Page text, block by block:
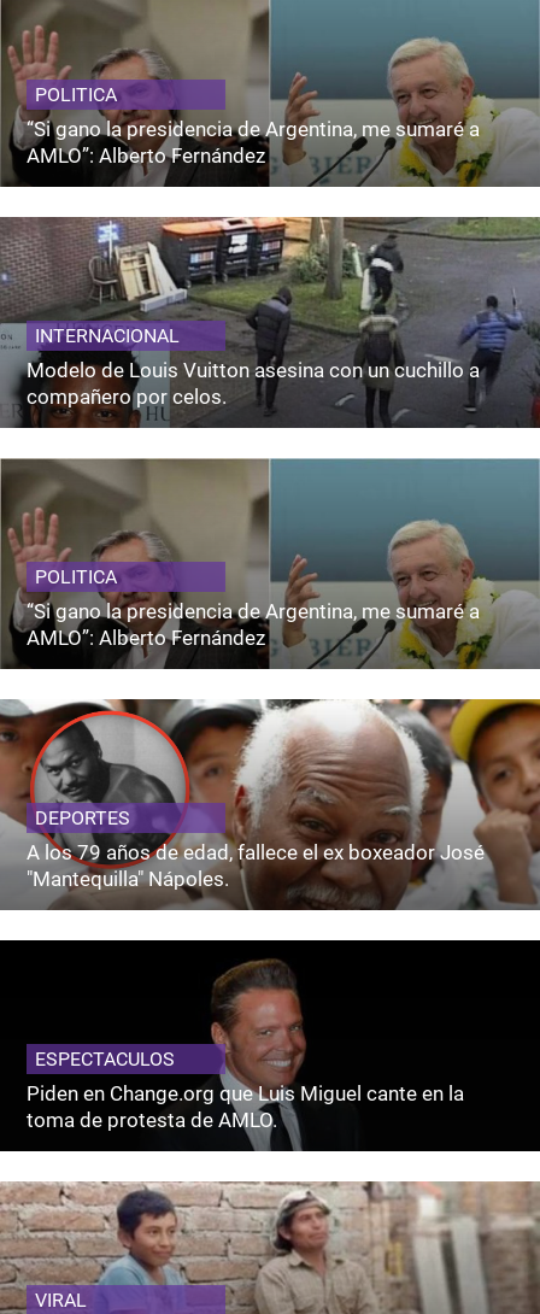
POLITICA
“Si gano la presidencia de Argentina, me sumaré a
AMLO”: Alberto Fernández
INTERNACIONAL
Modelo de Louis Vuitton asesina con un cuchillo a
compañero por celos.
POLITICA
“Si gano la presidencia de Argentina, me sumaré a
AMLO”: Alberto Fernández
DEPORTES
A los 79 años de edad, fallece el ex boxeador José
"Mantequilla" Nápoles.
ESPECTACULOS
Piden en Change.org que Luis Miguel cante en la
toma de protesta de AMLO.
VIRAL